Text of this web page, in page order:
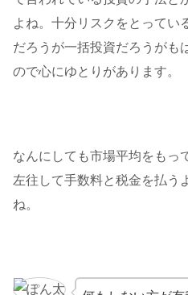
よね。十分リスクをとってい
だろうが一括投資だろうがも
ので心にゆとりがあります。
なんにしても市場平均をもっ
左往して手数料と税金を払う
ね。